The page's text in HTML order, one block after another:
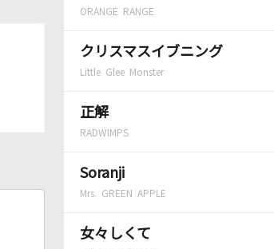
ORANGE RANGE
クリスマスイブニング
Little Glee Monster
正解
RADWIMPS
Soranji
Mrs. GREEN APPLE
女々しくて